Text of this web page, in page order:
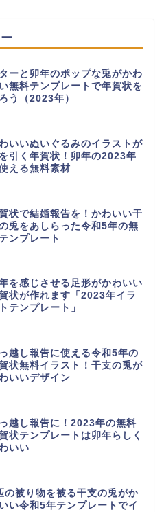
ーと卯年のポップな兎がかわ
無料テンプレートで年賀状を
う（2023年）
いいぬいぐるみのイラストが
引く年賀状！卯年の2023年
える無料素材
状で結婚報告を！かわいい干
兎をあしらった令和5年の無
ンプレート
を感じさせる足形がかわいい
状が作れます「2023年イラ
テンプレート」
越し報告に使える令和5年の
状無料イラスト！干支の兎が
いいデザイン
越し報告に！2023年の無料
状テンプレートは卯年らしく
いい
の被り物を被る干支の兎がか
い令和5年テンプレートでイ